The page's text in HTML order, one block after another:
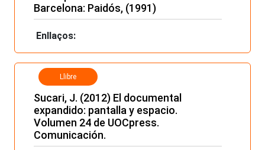
Barcelona: Paidós, (1991)
Enllaços:
Llibre
Sucari, J. (2012) El documental
expandido: pantalla y espacio.
Volumen 24 de UOCpress.
Comunicación.